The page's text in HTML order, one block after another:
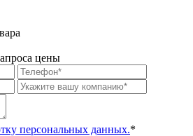
цены
персональных данных.*